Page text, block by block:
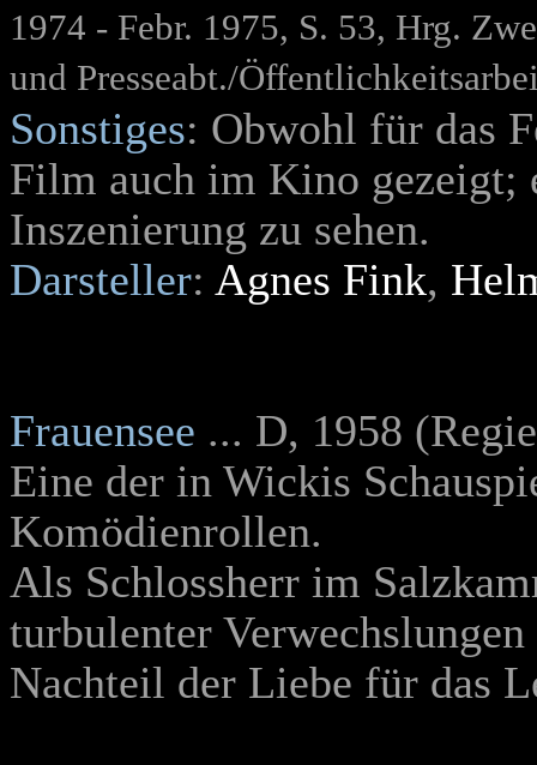
1974 - Febr. 1975, S. 53, Hrg.
und Presseabt./
Sonstiges: Obwohl für das
Film auch im Kino gezeigt;
Inszenierung zu sehen.
Darsteller: Agnes Fink,
Frauensee ... D, 1958
Eine der in Wickis
Komödienrollen.
Als Schlossherr im
turbulenter
Nachteil der Liebe für das